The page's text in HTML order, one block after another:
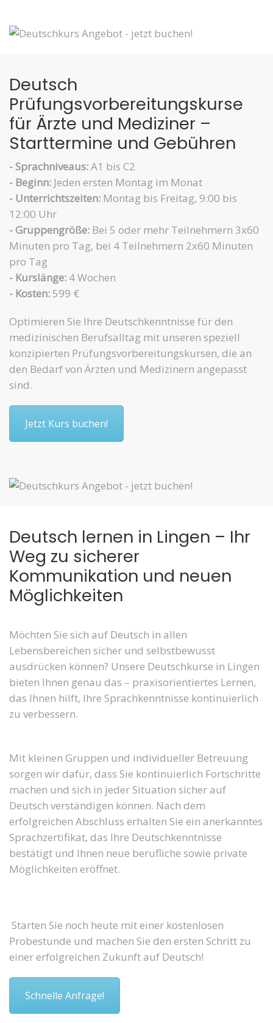
Deutsch
Prüfungsvorbereitungskurse
für Ärzte und Mediziner –
Starttermine und Gebühren
- Sprachniveaus:A1 bis C2
- Beginn: Jeden ersten Montag im Monat
- Unterrichtszeiten: Montag bis Freitag, 9:00 bis
12:00 Uhr
- Gruppengröße: Bei 5 oder mehr Teilnehmern 3x60
Minuten pro Tag, bei 4 Teilnehmern 2x60 Minuten
pro Tag
- Kurslänge: 4 Wochen
- Kosten: 599 €
Optimieren Sie Ihre Deutschkenntnisse für den
medizinischen Berufsalltag mit unseren speziell
konzipierten Prüfungsvorbereitungskursen, die an
den Bedarf von Ärzten und Medizinern angepasst
sind.
Jetzt Kurs buchen!
Deutsch lernen in Lingen – Ihr
Weg zu sicherer
Kommunikation und neuen
Möglichkeiten
Möchten Sie sich auf Deutsch in allen
Lebensbereichen sicher und selbstbewusst
ausdrücken können? Unsere Deutschkurse in Lingen
bieten Ihnen genau das – praxisorientiertes Lernen,
das Ihnen hilft, Ihre Sprachkenntnisse kontinuierlich
zu verbessern.
Mit kleinen Gruppen und individueller Betreuung
sorgen wir dafür, dass Sie kontinuierlich Fortschritte
machen und sich in jeder Situation sicher auf
Deutsch verständigen können. Nach dem
erfolgreichen Abschluss erhalten Sie ein anerkanntes
Sprachzertifikat, das Ihre Deutschkenntnisse
bestätigt und Ihnen neue berufliche sowie private
Möglichkeiten eröffnet.
Starten Sie noch heute mit einer kostenlosen
Probestunde und machen Sie den ersten Schritt zu
einer erfolgreichen Zukunft auf Deutsch!
Schnelle Anfrage!